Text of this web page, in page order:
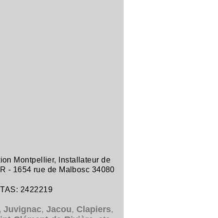
Montpellier,
Installateur de
- 1654 rue de Malbosc 34080
2422219
Juvignac, Jacou, Clapiers,